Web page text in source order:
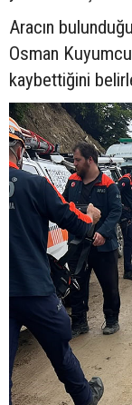
Aracın
Osman
kaybettiğini